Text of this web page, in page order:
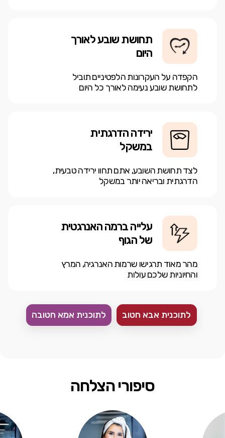
לתוכנית אבא חטוב לתוכנית אמא חטובה
תחושת שובע לאורך
היום
הקפדה על העקרונות הלפטיניים תוביל
לתחושת שובע נעימה לאורך כל היום
ירידה הדרגתית
במשקל
לצד תחושת השובע, אתם תחוו ירידה טבעית,
הדרגתית ובריאה יותר במשקל
עלייה ברמה האנרגטית
של הגוף
מהר מאוד תרגישו שרמות האנרגיה, המרץ
והחיוניות שלכם עולות
סיפורי הצלחה